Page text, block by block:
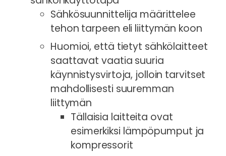
Sähkösuunnittelija määrittelee
tehon tarpeen eli liittymän koon
Huomioi, että tietyt sähkölaitteet
saattavat vaatia suuria
käynnistysvirtoja, jolloin tarvitset
mahdollisesti suuremman
liittymän
Tällaisia laitteita ovat
esimerkiksi lämpöpumput ja
kompressorit